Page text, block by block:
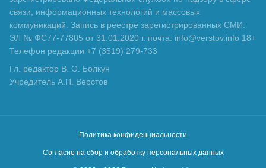
связи, информационных технологий и массовых
коммуникаций. Запись в реестре зарегистрированных СМИ:
ЭЛ № ФС77-77805 от 31.01.2020 г. почта: info@verstov.info 18+
Телефон редакции +7 (3519) 279-733
Гл. редактор В. О. Болкун
Учредитель А.П. Верстов
Политика конфиденциальности
Согласие на сбор и обработку персональных данных